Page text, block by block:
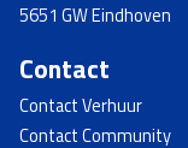
5651 GW Eindhoven
Contact
Contact Verhuur
Contact Community